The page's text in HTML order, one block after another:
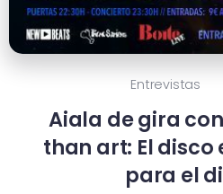
Entrevistas
Aiala de gira
than art: El
para el